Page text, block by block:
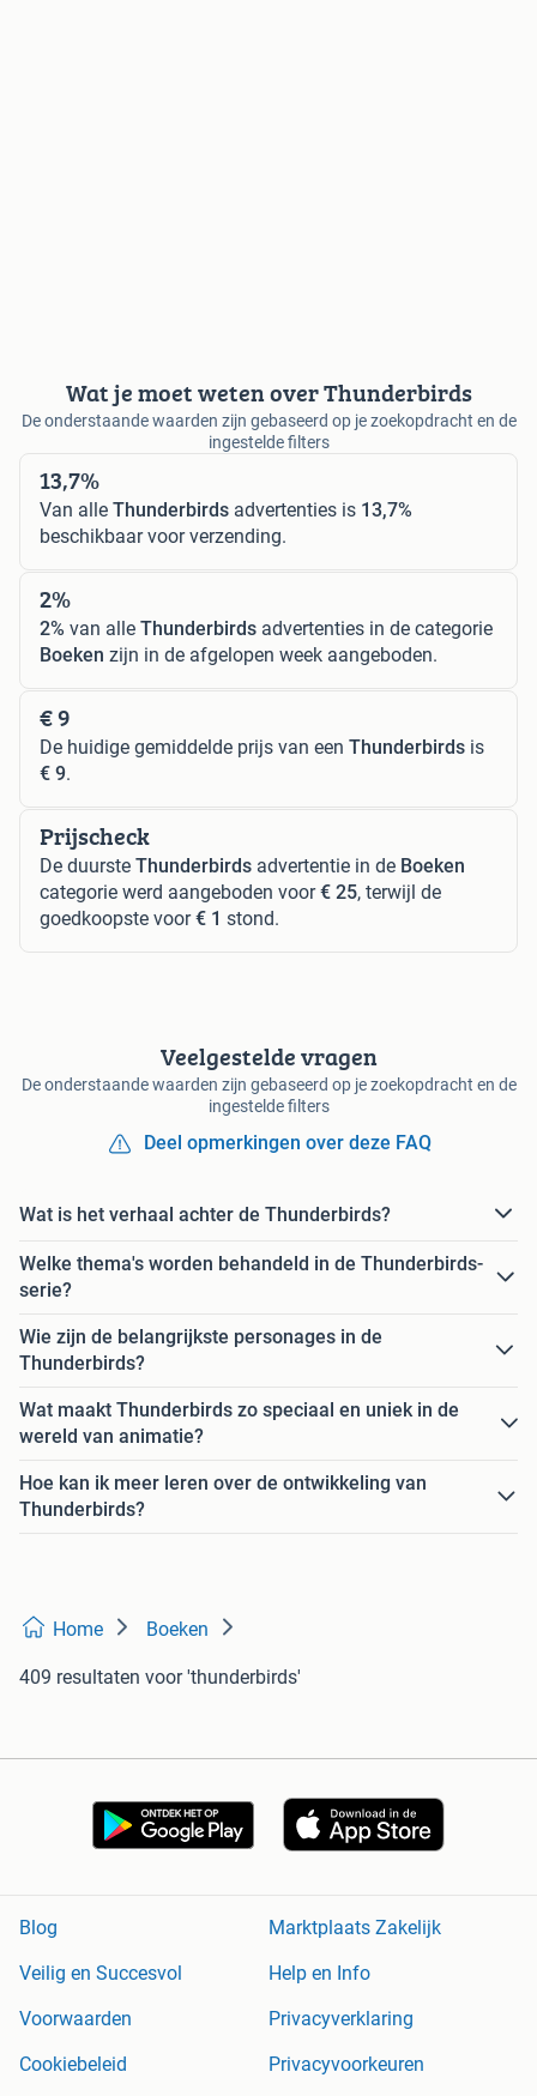
Wat je moet weten over Thunderbirds
De onderstaande waarden zijn gebaseerd op je zoekopdracht en de
ingestelde filters
13,7%
Van alle Thunderbirds advertenties is 13,7%
beschikbaar voor verzending.
2%
2% van alle Thunderbirds advertenties in de categorie
Boeken zijn in de afgelopen week aangeboden.
€ 9
De huidige gemiddelde prijs van een Thunderbirds is
€ 9.
Prijscheck
De duurste Thunderbirds advertentie in de Boeken
categorie werd aangeboden voor€ 25, terwijl de
goedkoopste voor€ 1 stond.
Veelgestelde vragen
De onderstaande waarden zijn gebaseerd op je zoekopdracht en de
ingestelde filters
Deel opmerkingen over deze FAQ
Wat is het verhaal achter de Thunderbirds?
Welke thema's worden behandeld in de Thunderbirds-
serie?
Wie zijn de belangrijkste personages in de
Thunderbirds?
Wat maakt Thunderbirds zo speciaal en uniek in de
wereld van animatie?
Hoe kan ik meer leren over de ontwikkeling van
Thunderbirds?
Home Boeken
409 resultaten voor 'thunderbirds'
Blog
Marktplaats Zakelijk
Veilig en Succesvol
Help en Info
Voorwaarden
Privacyverklaring
Cookiebeleid
Privacyvoorkeuren